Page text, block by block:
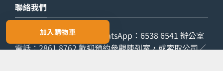
加入購物車
聯絡我們
查詢電話：9029 7975 WhatsApp： 6538 6541 辦公室
電話：2861 8762歡迎預約參觀陳列室，或索取公司／